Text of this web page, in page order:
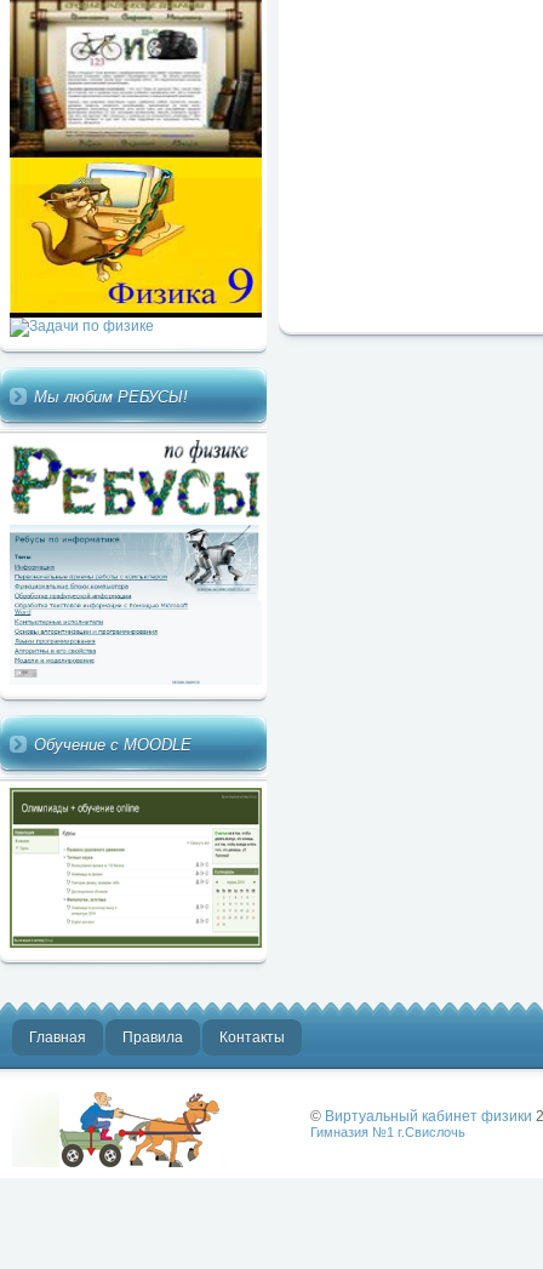
Мы любим РЕБУСЫ!
Обучение с MOODLE
Главная Правила Контакты
© Виртуальный кабинет физики
Гимназия №1 г.Свислочь